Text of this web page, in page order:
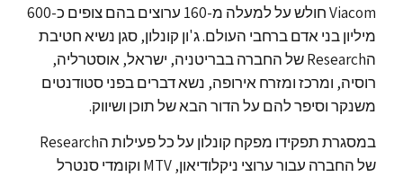
Viacom חולש על למעלה מ-160 ערוצים בהם צופים כ-600
מיליון בני אדם ברחבי העולם. ג'ון קונלון, סגן נשיא חטיבת
הResearch של החברה בבריטניה, ישראל, אוסטרליה,
רוסיה, ומרכז ומזרח אירופה, נשא דברים בפני סטודנטים
משנקר וסיפר להם על הדור הבא של תוכן ושיווק.
במסגרת תפקידו מפקח קונלון על כל פעילות הResearch
של החברה עבור ערוצי ניקלודיאון, MTV וקומדי סנטרל